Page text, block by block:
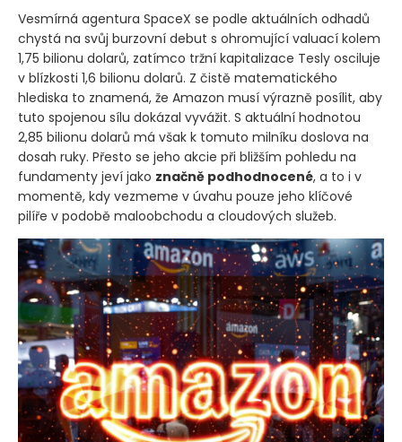
Vesmírná agentura SpaceX se podle aktuálních odhadů
chystá na svůj burzovní debut s ohromující valuací kolem
1,75 bilionu dolarů, zatímco tržní kapitalizace Tesly osciluje
v blízkosti 1,6 bilionu dolarů. Z čistě matematického
hlediska to znamená, že Amazon musí výrazně posílit, aby
tuto spojenou sílu dokázal vyvážit. S aktuální hodnotou
2,85 bilionu dolarů má však k tomuto milníku doslova na
dosah ruky. Přesto se jeho akcie při bližším pohledu na
fundamenty jeví jako značně podhodnocené, a to i v
momentě, kdy vezmeme v úvahu pouze jeho klíčové
pilíře v podobě maloobchodu a cloudových služeb.